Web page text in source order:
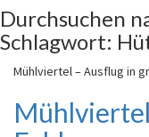
Durchsuchen
Schlagwort:
Mühlviertel – Ausflug in